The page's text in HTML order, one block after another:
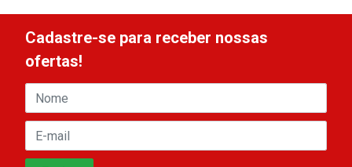
Cadastre-se para receber nossas
ofertas!